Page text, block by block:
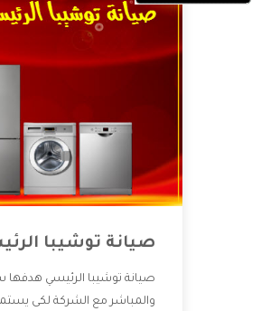
صيانة توشيبا
صيانة توشيبا الرئيسي
والمباشر مع الشركة لكى